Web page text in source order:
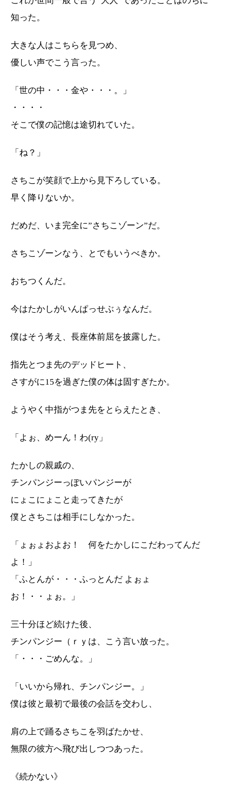
知った。
大きな人はこちらを見つめ、
優しい声でこう言った。
「世の中・・・金や・・・。」
・・・・
そこで僕の記憶は途切れていた。
「ね？」
さちこが笑顔で上から見下ろしている。
早く降りないか。
だめだ、いま完全に”さちこゾーン”だ。
さちこゾーンなう、とでもいうべきか。
おちつくんだ。
今はたかしがいんぱっせぶぅなんだ。
僕はそう考え、長座体前屈を披露した。
指先とつま先のデッドヒート、
さすがに15を過ぎた僕の体は固すぎたか。
ようやく中指がつま先をとらえたとき、
「よぉ、めーん！わ(ry」
たかしの親戚の、
チンパンジーっぽいパンジーが
にょこにょこと走ってきたが
僕とさちこは相手にしなかった。
「ょぉょおよお！ 何をたかしにこだわってんだ
よ！」
「ふとんが・・・ふっとんだ よぉょ
お！・・ょぉ。」
三十分ほど続けた後、
チンパンジー（ｒｙは、こう言い放った。
「・・・ごめんな。」
「いいから帰れ、チンパンジー。」
僕は彼と最初で最後の会話を交わし、
肩の上で踊るさちこを羽ばたかせ、
無限の彼方へ飛び出しつつあった。
《続かない》